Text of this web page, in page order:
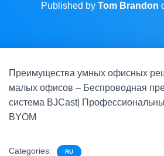
Published by Tom Brandon
Преимущества умных офисных
малых офисов – Беспроводная
система BJCast|
BYOM
Categories: RU